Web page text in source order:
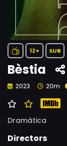
12+ SUB
Bèstia
2023 20m
Dramàtica
Directors